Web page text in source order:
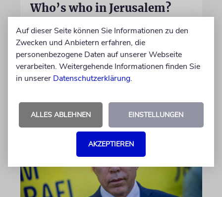
Who’s who in Jerusalem?
Israels Parteien buhlen nicht nur um
potenzielle Wähler, sondern auch um
mögliche Bündnisse
von Sabine Brandes
Auf dieser Seite können Sie Informationen zu den
Zwecken und Anbietern erfahren, die
personenbezogene Daten auf unserer Webseite
verarbeiten. Weitergehende Informationen finden Sie
in unserer Datenschutzerklärung.
ALLES ABLEHNEN EINSTELLUNGEN
AKZEPTIEREN